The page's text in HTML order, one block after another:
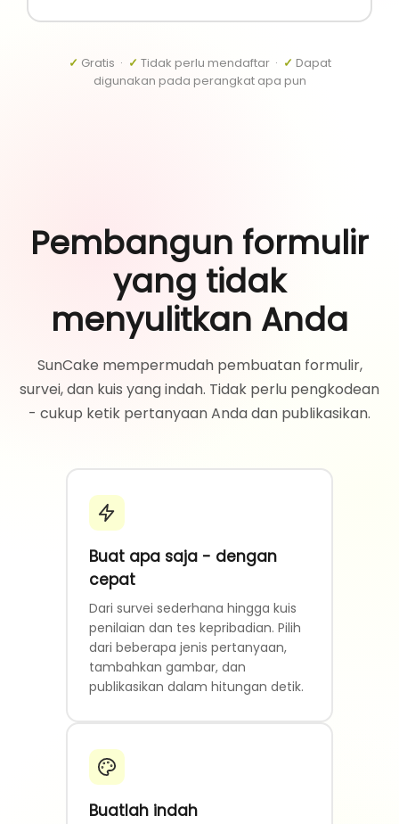
✓ Gratis · ✓ Tidak perlu mendaftar · ✓ Dapat
digunakan pada perangkat apa pun
Pembangun formulir
yang tidak
menyulitkan Anda
SunCake mempermudah pembuatan formulir,
survei, dan kuis yang indah. Tidak perlu pengkodean
- cukup ketik pertanyaan Anda dan publikasikan.
Buat apa saja - dengan
cepat
Dari survei sederhana hingga kuis
penilaian dan tes kepribadian. Pilih
dari beberapa jenis pertanyaan,
tambahkan gambar, dan
publikasikan dalam hitungan detik.
Buatlah indah